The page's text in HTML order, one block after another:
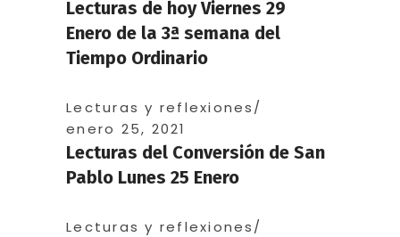
Lecturas de hoy Viernes 29
Enero de la 3ª semana del
Tiempo Ordinario
Lecturas y reflexiones
enero 25, 2021
Lecturas del Conversión de San
Pablo Lunes 25 Enero
Lecturas y reflexiones